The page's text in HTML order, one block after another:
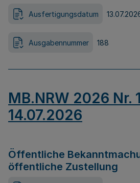
Ausfertigungsdatum
Ausgabennummer 188
MB.NRW 2026 Nr.
14.07.2026
Öffentliche
öffentliche Zustellung